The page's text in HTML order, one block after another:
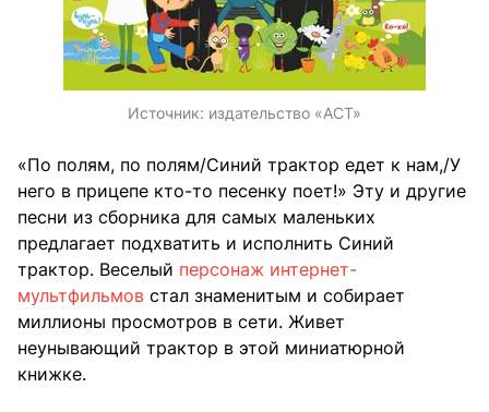
Источник: издательство «АСТ»
«По полям, по полям/Синий трактор едет к нам,/У
него в прицепе кто-то песенку поет!» Эту и другие
песни из сборника для самых маленьких
предлагает подхватить и исполнить Синий
трактор. Веселый персонаж интернет-
мультфильмов стал знаменитым и собирает
миллионы просмотров в сети. Живет
неунывающий трактор в этой миниатюрной
книжке.